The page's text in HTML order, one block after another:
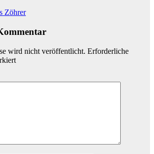
Zöhrer
wird nicht veröffentlicht. Erforderliche